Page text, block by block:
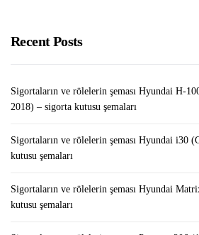
Recent Posts
Sigortaların ve rölelerin şeması Hyundai H-
2018) – sigorta kutusu şemaları
Sigortaların ve rölelerin şeması Hyundai i30
kutusu şemaları
Sigortaların ve rölelerin şeması Hyundai
kutusu şemaları